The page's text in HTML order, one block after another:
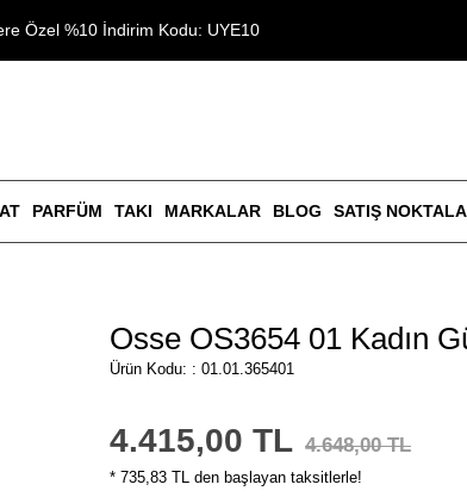
Özel %10 İndirim Kodu: UYE10
PARFÜM TAKI MARKALAR BLOG SATIŞ
Osse OS3654 01 Kadın
Ürün Kodu: : 01.01.365401
4.415,00 TL 4.648,00 TL
* 735,83 TL den başlayan taksitlerle!